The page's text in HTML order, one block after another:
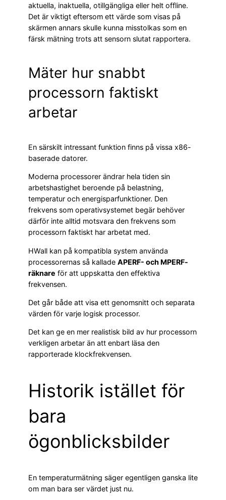
aktuella, inaktuella, otillgängliga eller helt offline.
Det är viktigt eftersom ett värde som visas på
skärmen annars skulle kunna misstolkas som en
färsk mätning trots att sensorn slutat rapportera.
Mäter hur snabbt
processorn faktiskt
arbetar
En särskilt intressant funktion finns på vissa x86-
baserade datorer.
Moderna processorer ändrar hela tiden sin
arbetshastighet beroende på belastning,
temperatur och energisparfunktioner. Den
frekvens som operativsystemet begär behöver
därför inte alltid motsvara den frekvens som
processorn faktiskt har arbetat med.
HWall kan på kompatibla system använda
processorernas så kallade APERF- och MPERF-
räknare för att uppskatta den effektiva
frekvensen.
Det går både att visa ett genomsnitt och separata
värden för varje logisk processor.
Det kan ge en mer realistisk bild av hur processorn
verkligen arbetar än att enbart läsa den
rapporterade klockfrekvensen.
Historik istället för
bara
ögonblicksbilder
En temperaturmätning säger egentligen ganska lite
om man bara ser värdet just nu.